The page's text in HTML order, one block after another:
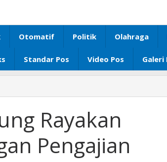
Otomatif Politik Olahraga
Standar Pos Video Pos Galeri
Rayakan
Pengajian